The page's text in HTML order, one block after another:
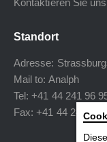
Kontaktieren Sie uns
Standort
Adresse:
Mail to: Analph
Tel: +41 44 241 96
Fax: +41 44 240 34